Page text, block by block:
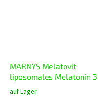
MARNYS Melatovit
liposomales Melatonin 30
ml
Die
auf Lager